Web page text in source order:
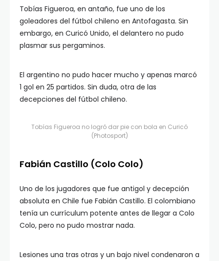
Tobías Figueroa, en antaño, fue uno de los
goleadores del fútbol chileno en Antofagasta. Sin
embargo, en Curicó Unido, el delantero no pudo
plasmar sus pergaminos.
El argentino no pudo hacer mucho y apenas marcó
1 gol en 25 partidos. Sin duda, otra de las
decepciones del fútbol chileno.
Tobías Figueroa no logró dar pie con bola en Curicó
(Photosport)
Fabián Castillo (Colo Colo)
Uno de los jugadores que fue antigol y decepción
absoluta en Chile fue Fabián Castillo. El colombiano
tenía un currículum potente antes de llegar a Colo
Colo, pero no pudo mostrar nada.
Lesiones una tras otras y un bajo nivel condenaron a